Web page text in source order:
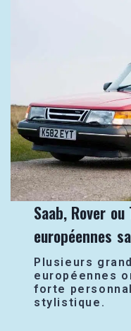
Saab, Rover
européennes
Plusieurs
européennes
forte
stylistique.